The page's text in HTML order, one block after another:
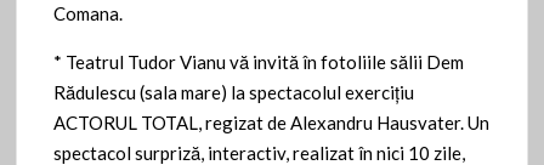
Comana.
* Teatrul Tudor Vianu vă invită în fotoliile sălii Dem
Rădulescu (sala mare) la spectacolul exerciţiu
ACTORUL TOTAL, regizat de Alexandru Hausvater. Un
spectacol surpriză, interactiv, realizat în nici 10 zile,